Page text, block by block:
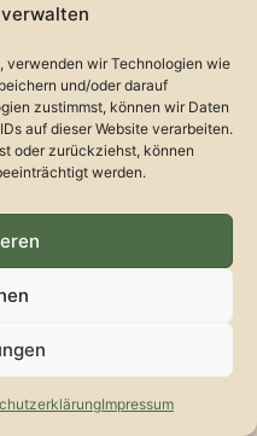
verwenden wir Technologien wie
und/oder darauf
zustimmst, können wir Daten
auf dieser Website verarbeiten.
oder zurückziehst, können
werden.
Impressum